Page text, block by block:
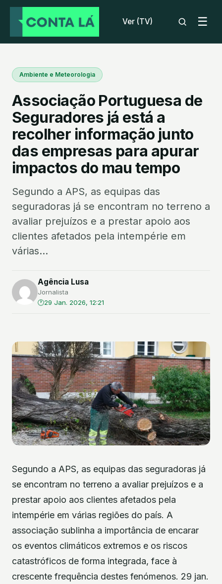
Ver (TV) ☰
Ambiente e Meteorologia
Associação Portuguesa de
Seguradores já está a
recolher informação junto
das empresas para apurar
impactos do mau tempo
Segundo a APS, as equipas das
seguradoras já se encontram no terreno a
avaliar prejuízos e a prestar apoio aos
clientes afetados pela intempérie em
várias...
Agência Lusa
Jornalista
29 Jan. 2026, 12:21
Segundo a APS, as equipas das seguradoras já
se encontram no terreno a avaliar prejuízos e a
prestar apoio aos clientes afetados pela
intempérie em várias regiões do país. A
associação sublinha a importância de encarar
os eventos climáticos extremos e os riscos
catastróficos de forma integrada, face à
crescente frequência destes fenómenos. 29 jan.